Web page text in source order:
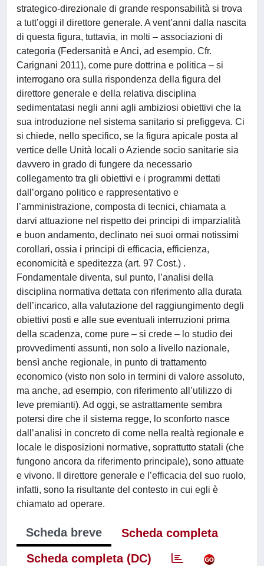
strategico-direzionale di grande responsabilità si trova
a tutt’oggi il direttore generale. A vent’anni dalla nascita
di questa figura, tuttavia, in molti – associazioni di
categoria (Federsanità e Anci, ad esempio. Cfr.
Carignani 2011), come pure dottrina e politica – si
interrogano ora sulla rispondenza della figura del
direttore generale e della relativa disciplina
sedimentatasi negli anni agli ambiziosi obiettivi che la
sua introduzione nel sistema sanitario si prefiggeva. Ci
si chiede, nello specifico, se la figura apicale posta al
vertice delle Unità locali o Aziende socio sanitarie sia
davvero in grado di fungere da necessario
collegamento tra gli obiettivi e i programmi dettati
dall’organo politico e rappresentativo e
l’amministrazione, composta di tecnici, chiamata a
darvi attuazione nel rispetto dei principi di imparzialità
e buon andamento, declinato nei suoi ormai notissimi
corollari, ossia i principi di efficacia, efficienza,
economicità e speditezza (art. 97 Cost.) .
Fondamentale diventa, sul punto, l’analisi della
disciplina normativa dettata con riferimento alla durata
dell’incarico, alla valutazione del raggiungimento degli
obiettivi posti e alle sue eventuali interruzioni prima
della scadenza, come pure – si crede – lo studio dei
provvedimenti assunti, non solo a livello nazionale,
bensì anche regionale, in punto di trattamento
economico (visto non solo in termini di valore assoluto,
ma anche, ad esempio, con riferimento all’utilizzo di
leve premianti). Ad oggi, se astrattamente sembra
potersi dire che il sistema regge, lo sconforto nasce
dall’analisi in concreto di come nella realtà regionale e
locale le disposizioni normative, soprattutto statali (che
fungono ancora da riferimento principale), sono attuate
e vivono. Il direttore generale e l’efficacia del suo ruolo,
infatti, sono la risultante del contesto in cui egli è
chiamato ad operare.
Scheda breve
Scheda completa
Scheda completa (DC)